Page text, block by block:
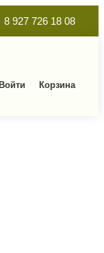
8 927 726 18 08
Войти Корзина